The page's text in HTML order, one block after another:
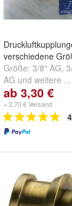
verschiedene
Größe: 3/8" AG,
AG und weitere ...
ab 3,30 €
+ 2,70 € Versand
4